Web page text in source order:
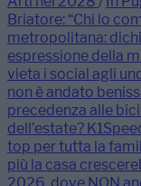
Briatore: “Chi lo
metropolitana:
espressione della
vieta i social agli
non è andato
precedenza alle
dell’estate?
top per tutta la
più la casa